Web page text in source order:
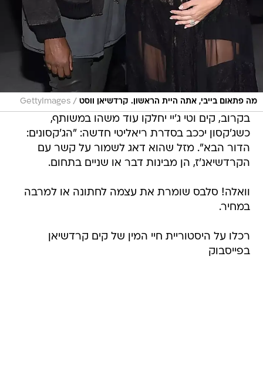
מה פתאום בייבי, אתה היית הראשון. קרדשיאן ווסט /
GettyImages
בקרוב, קים וטי ג'יי יחלקו עוד משהו במשותף,
כשג'קסון יככב בסדרת ריאליטי חדשה: "הג'קסונים:
הדור הבא". מזל שהוא דאג לשמור על קשר עם
הקרדשיאנ'ז, הן מבינות דבר או שניים בתחום.
וואלה! סלבס שומרת את עצמה לחתונה או למרבה
במחיר.
רכלו על היסטוריית חיי המין של קים קרדשיאן
בפייסבוק